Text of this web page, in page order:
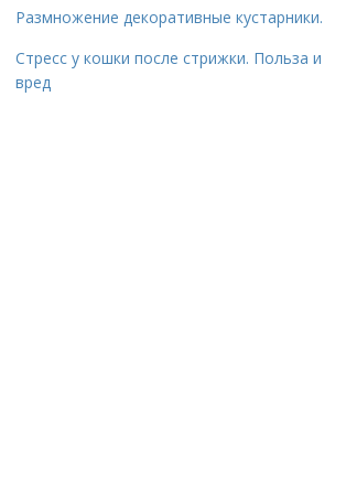
Размножение декоративные кустарники.
Стресс у кошки после стрижки. Польза и
вред